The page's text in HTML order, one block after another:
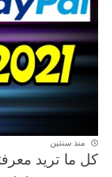
منذ سنتين